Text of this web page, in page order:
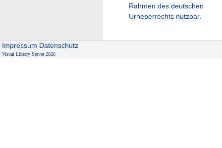
Rahmen des deutschen
Urheberrechts nutzbar.
Impressum Datenschutz
Visual Library Server 2026